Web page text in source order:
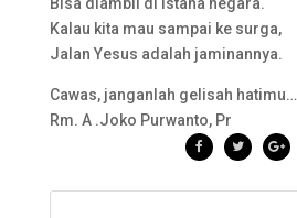
Kalau kita mau sampai ke surga,
Jalan Yesus adalah jaminannya.
Cawas, janganlah gelisah hatimu…
Rm. A .Joko Purwanto, Pr